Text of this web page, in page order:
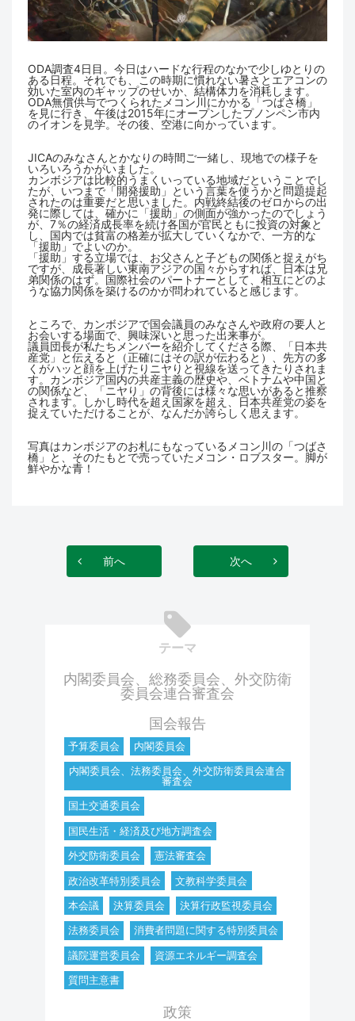
ODA調査4日目。今日はハードな行程のなかで少しゆとりの
ある日程。それでも、この時期に慣れない暑さとエアコンの
効いた室内のギャップのせいか、結構体力を消耗します。
ODA無償供与でつくられたメコン川にかかる「つばさ橋」
を見に行き、午後は2015年にオープンしたプノンペン市内
のイオンを見学。その後、空港に向かっています。
JICAのみなさんとかなりの時間ご一緒し、現地での様子を
いろいろうかがいました。
カンボジアは比較的うまくいっている地域だということでし
たが、いつまで「開発援助」という言葉を使うかと問題提起
されたのは重要だと思いました。内戦終結後のゼロからの出
発に際しては、確かに「援助」の側面が強かったのでしょう
が、7％の経済成長率を続け各国が官民ともに投資の対象と
し、国内では貧富の格差が拡大していくなかで、一方的な
「援助」でよいのか。
「援助」する立場では、お父さんと子どもの関係と捉えがち
ですが、成長著しい東南アジアの国々からすれば、日本は兄
弟関係のはず。国際社会のパートナーとして、相互にどのよ
うな協力関係を築けるのかが問われていると感じます。
ところで、カンボジアで国会議員のみなさんや政府の要人と
お会いする場面で、興味深いと思った出来事が。
議員団長が私たちメンバーを紹介してくださる際、「日本共
産党」と伝えると（正確にはその訳が伝わると）、先方の多
くがハッと顔を上げたりニヤりと視線を送ってきたりされま
す。カンボジア国内の共産主義の歴史や、ベトナムや中国と
の関係など、「ニヤり」の背後には様々な思いがあると推察
されます。しかし時代を超え国家を超え、日本共産党の姿を
捉えていただけることが、なんだか誇らしく思えます。
写真はカンボジアのお札にもなっているメコン川の「つばさ
橋」と、そのたもとで売っていたメコン・ロブスター。脚が
鮮やかな青！
前へ 次へ
テーマ
内閣委員会、総務委員会、外交防衛
委員会連合審査会
国会報告
予算委員会
内閣委員会
内閣委員会、法務委員会、外交防衛委員会連合
審査会
国土交通委員会
国民生活・経済及び地方調査会
外交防衛委員会
憲法審査会
政治改革特別委員会
文教科学委員会
本会議
決算委員会
決算行政監視委員会
法務委員会
消費者問題に関する特別委員会
議院運営委員会
資源エネルギー調査会
質問主意書
政策